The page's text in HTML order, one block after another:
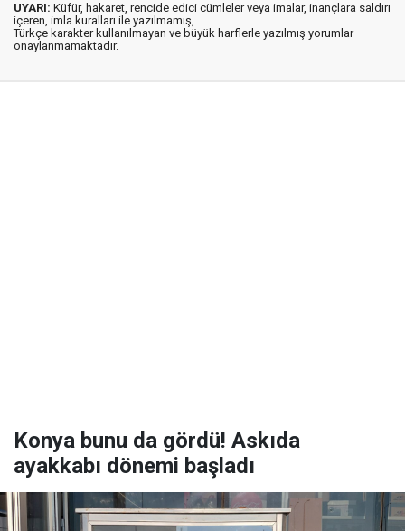
UYARI: Küfür, hakaret, rencide edici cümleler veya imalar, inançlara saldırı
içeren, imla kuralları ile yazılmamış,
Türkçe karakter kullanılmayan ve büyük harflerle yazılmış yorumlar
onaylanmamaktadır.
Konya bunu da gördü! Askıda
ayakkabı dönemi başladı